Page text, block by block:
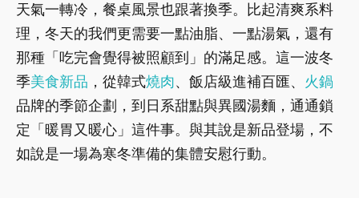
天氣一轉冷，餐桌風景也跟著換季。比起清爽系料
理，冬天的我們更需要一點油脂、一點湯氣，還有
那種「吃完會覺得被照顧到」的滿足感。這一波冬
季美食新品 ，從韓式燒肉、飯店級進補百匯、 火鍋
品牌的季節企劃，到日系甜點與異國湯麵，通通鎖
定「暖胃又暖心」這件事。與其說是新品登場，不
如說是一場為寒冬準備的集體安慰行動。